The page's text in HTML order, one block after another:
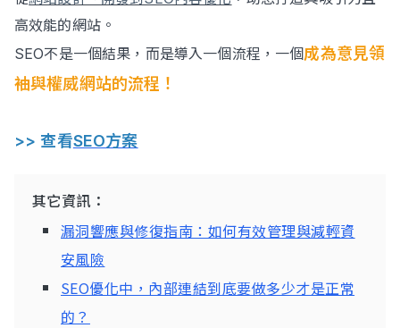
高效能的網站。
SEO不是一個結果，而是導入一個流程，一個成為意見領
袖與權威網站的流程！
>> 查看SEO方案
其它資訊：
漏洞響應與修復指南：如何有效管理與減輕資
安風險
SEO優化中，內部連結到底要做多少才是正常
的？